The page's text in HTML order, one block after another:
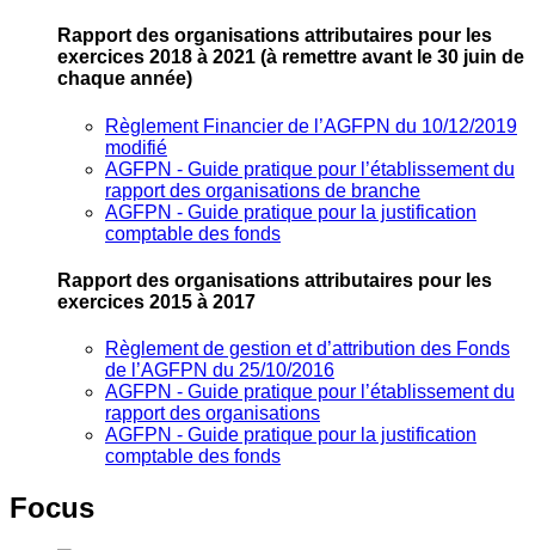
Rapport des organisations attributaires pour les
exercices 2018 à 2021 (à remettre avant le 30 juin de
chaque année)
Règlement Financier de l’AGFPN du 10/12/2019
modifié
AGFPN ‐ Guide pratique pour l’établissement du
rapport des organisations de branche
AGFPN ‐ Guide pratique pour la justification
comptable des fonds
Rapport des organisations attributaires pour les
exercices 2015 à 2017
Règlement de gestion et d’attribution des Fonds
de l’AGFPN du 25/10/2016
AGFPN ‐ Guide pratique pour l’établissement du
rapport des organisations
AGFPN ‐ Guide pratique pour la justification
comptable des fonds
Focus